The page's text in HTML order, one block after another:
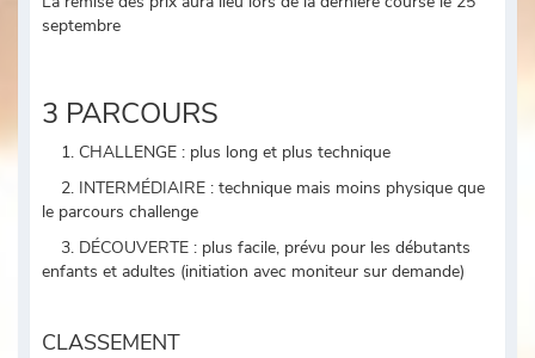
septembre
3 PARCOURS
1. CHALLENGE : plus long et plus technique
2. INTERMÉDIAIRE : technique mais moins physique que
le parcours challenge
3. DÉCOUVERTE : plus facile, prévu pour les débutants
enfants et adultes (initiation avec moniteur sur demande)
CLASSEMENT